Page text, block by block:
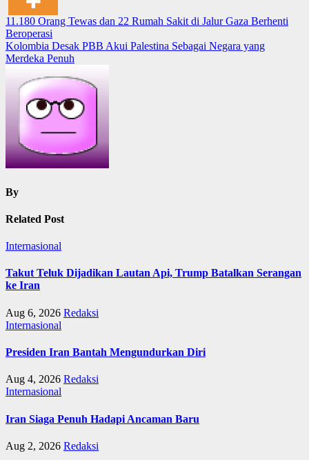
Post
navigation
11.180 Orang Tewas dan 22 Rumah Sakit di Jalur Gaza Berhenti
Beroperasi
Kolombia Desak PBB Akui Palestina Sebagai Negara yang
Merdeka Penuh
By
Related Post
Internasional
Takut Teluk Dijadikan Lautan Api, Trump Batalkan Serangan
ke Iran
Aug 6, 2026 Redaksi
Internasional
Presiden Iran Bantah Mengundurkan Diri
Aug 4, 2026 Redaksi
Internasional
Iran Siaga Penuh Hadapi Ancaman Baru
Aug 2, 2026 Redaksi